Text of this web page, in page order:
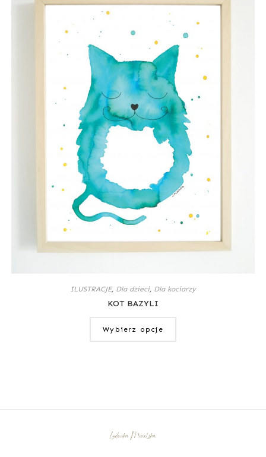
ILUSTRACJE, Dla dzieci, Dla kociarzy
KOT BAZYLI
Wybierz opcje